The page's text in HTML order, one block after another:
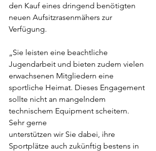
den Kauf eines dringend benötigten
neuen Aufsitzrasenmähers zur
Verfügung.
„Sie leisten eine beachtliche
Jugendarbeit und bieten zudem vielen
erwachsenen Mitgliedern eine
sportliche Heimat. Dieses Engagement
sollte nicht an mangelndem
technischem Equipment scheitern.
Sehr gerne
unterstützen wir Sie dabei, ihre
Sportplätze auch zukünftig bestens in